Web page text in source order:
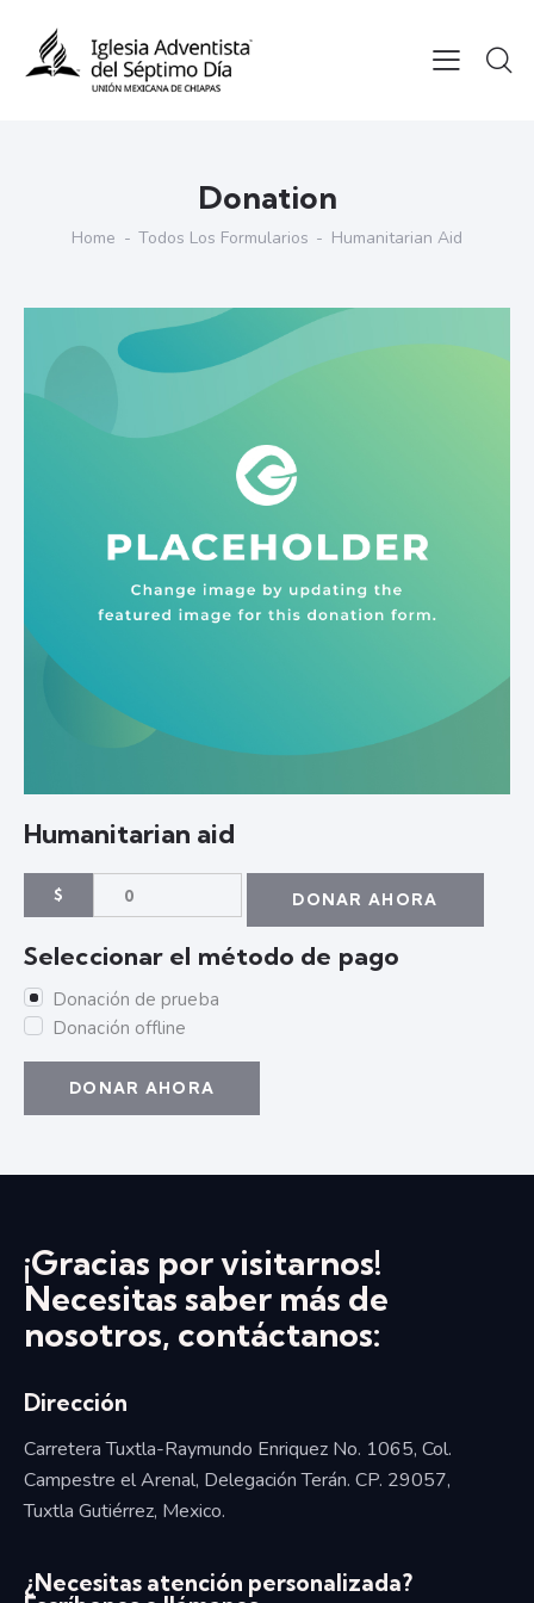
Donation
Home Todos Los Formularios Humanitarian Aid
Humanitarian aid
$ 0 DONAR AHORA
Seleccionar el método de pago
Donación de prueba
Donación offline
¡Gracias por visitarnos!
Necesitas saber más de
nosotros, contáctanos:
Dirección
Carretera Tuxtla-Raymundo Enriquez No. 1065, Col.
Campestre el Arenal, Delegación Terán. CP. 29057,
Tuxtla Gutiérrez, Mexico.
¿Necesitas atención personalizada?